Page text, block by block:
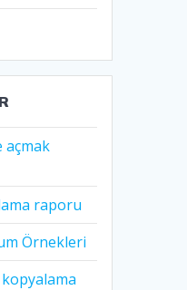
açmak
raporu
Örnekleri